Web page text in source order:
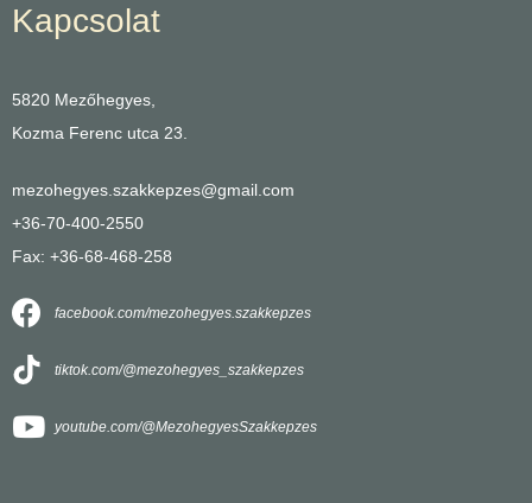
Kapcsolat
5820 Mezőhegyes,
Kozma Ferenc utca 23.
mezohegyes.szakkepzes@gmail.com
+36-70-400-2550
Fax: +36-68-468-258
facebook.com/mezohegyes.szakkepzes
tiktok.com/@mezohegyes_szakkepzes
youtube.com/@MezohegyesSzakkepzes